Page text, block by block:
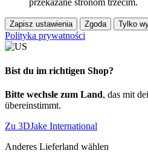
przekazane stronom trzecim.
Zapisz ustawienia Zgoda Tylko
Polityka prywatności
Bist du im richtigen Shop?
Bitte wechsle zum Land, das mit
übereinstimmt.
Zu 3DJake International
Anderes Lieferland wählen